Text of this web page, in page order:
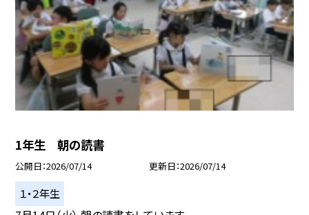
1年生 朝の読書
公開日 2026/07/14 更新日 2026/07/14
１・２年生